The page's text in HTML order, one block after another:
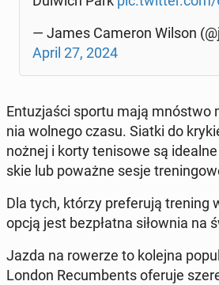
— James Cameron Wilson
April 27, 2024
En­tu­zja­ści sportu mają
nia wolnego czasu. Siatki do
nożnej i korty te­ni­so­we są
skie lub poważne sesje
Dla tych, którzy pre­fe­ru­ją trening
opcją jest bez­płat­na si­łow­nia na
Jazda na rowerze to kolejna
London Re­cum­bents oferuje